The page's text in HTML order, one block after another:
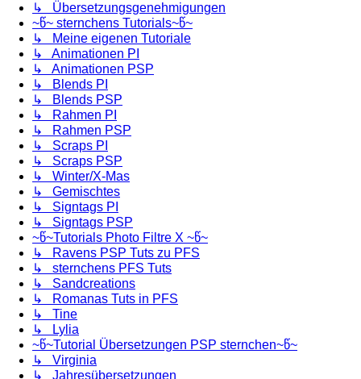
↳ Übersetzungsgenehmigungen
~წ~ sternchens Tutorials~წ~
↳ Meine eigenen Tutoriale
↳ Animationen PI
↳ Animationen PSP
↳ Blends PI
↳ Blends PSP
↳ Rahmen PI
↳ Rahmen PSP
↳ Scraps PI
↳ Scraps PSP
↳ Winter/X-Mas
↳ Gemischtes
↳ Signtags PI
↳ Signtags PSP
~წ~Tutorials Photo Filtre X ~წ~
↳ Ravens PSP Tuts zu PFS
↳ sternchens PFS Tuts
↳ Sandcreations
↳ Romanas Tuts in PFS
↳ Tine
↳ Lylia
~წ~Tutorial Übersetzungen PSP sternchen~წ~
↳ Virginia
↳ Jahresübersetzungen